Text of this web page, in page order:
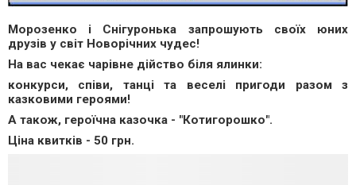
Морозенко і Снігуронька запрошують своїх юних
друзів у світ Новорічних чудес!
На вас чекає чарівне дійство біля ялинки:
конкурси, співи, танці та веселі пригоди разом з
казковими героями!
А також, героїчна казочка - "Котигорошко".
Ціна квитків - 50 грн.